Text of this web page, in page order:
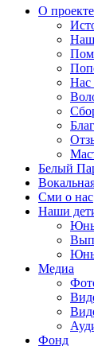
О проекте
Нас
Белый
Сми о нас
Наши
Медиа
Фонд